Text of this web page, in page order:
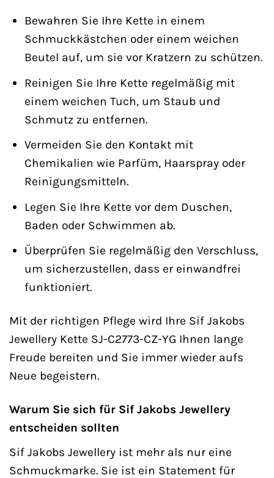
Bewahren Sie Ihre Kette in einem
Schmuckkästchen oder einem weichen
Beutel auf, um sie vor Kratzern zu schützen.
Reinigen Sie Ihre Kette regelmäßig mit
einem weichen Tuch, um Staub und
Schmutz zu entfernen.
Vermeiden Sie den Kontakt mit
Chemikalien wie Parfüm, Haarspray oder
Reinigungsmitteln.
Legen Sie Ihre Kette vor dem Duschen,
Baden oder Schwimmen ab.
Überprüfen Sie regelmäßig den Verschluss,
um sicherzustellen, dass er einwandfrei
funktioniert.
Mit der richtigen Pflege wird Ihre Sif Jakobs
Jewellery Kette SJ-C2773-CZ-YG Ihnen lange
Freude bereiten und Sie immer wieder aufs
Neue begeistern.
Warum Sie sich für Sif Jakobs Jewellery
entscheiden sollten
Sif Jakobs Jewellery ist mehr als nur eine
Schmuckmarke. Sie ist ein Statement für